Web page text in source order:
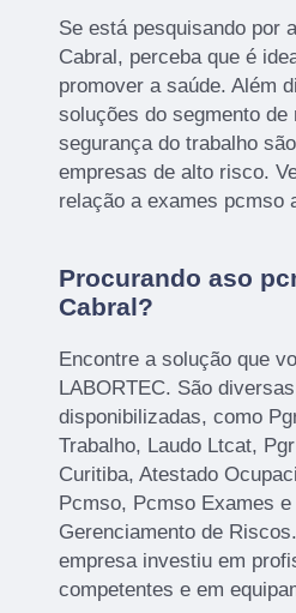
Se está pesquisando por
Cabral, perceba que é
promover a saúde. Além
soluções do segmento de
segurança do trabalho
empresas de alto risco.
relação a exames pcmso
Procurando aso
Cabral?
Encontre a solução que
LABORTEC. São
disponibilizadas, como
Trabalho, Laudo Ltcat,
Curitiba, Atestado
Pcmso, Pcmso Exames
Gerenciamento de
empresa investiu em
competentes e em